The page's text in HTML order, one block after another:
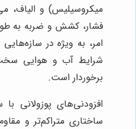
میکروسیلیس) و الیاف،
فشار، کشش و ضربه به
امر، به ویژه در
شرایط آب و هوایی سخت
برخوردار است.
افزودنی‌های پوزولانی
ساختاری متراکم‌تر و